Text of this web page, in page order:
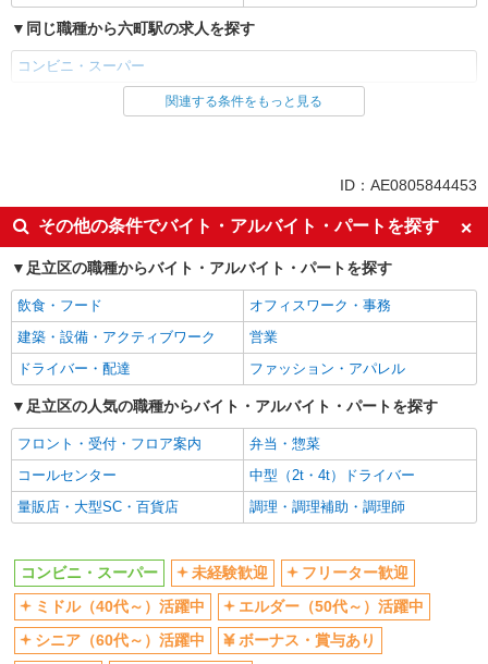
同じ職種から六町駅の求人を探す
コンビニ・スーパー
同じ雇用形態から六町駅の求人を探す
未経験歓迎
フリーター歓迎
ミドル（40代～）活躍中
エルダー（50代～）活躍中
シニア（60代～）活躍中
ボーナス・賞与あり
昇給あり
週2～3日勤務OK
短時間勤務（1日4h以内）OK
扶養内勤務OK
交通費支給
同じ職種から求人を探す
販売・接客サービス
コンビニ・スーパー
同じ特徴から求人を探す
未経験歓迎
ミドル（40代～）活躍中
ボーナス・賞与あり
週2～3日勤務OK
短時間勤務（1日4h以内）OK
扶養内勤務OK
交通費支給
関連する条件をもっと見る
ID：AE0805844453
その他の条件でバイト・アルバイト・パートを探す
足立区の職種からバイト・アルバイト・パートを探す
飲食・フード
オフィスワーク・事務
建築・設備・アクティブワーク
営業
ドライバー・配達
ファッション・アパレル
足立区の人気の職種からバイト・アルバイト・パートを探す
フロント・受付・フロア案内
弁当・惣菜
コールセンター
中型（2t・4t）ドライバー
量販店・大型SC・百貨店
調理・調理補助・調理師
コンビニ・スーパー 未経験歓迎
フリーター歓迎
ミドル（40代～）活躍中
エルダー（50代～）活躍中
シニア（60代～）活躍中
ボーナス・賞与あり